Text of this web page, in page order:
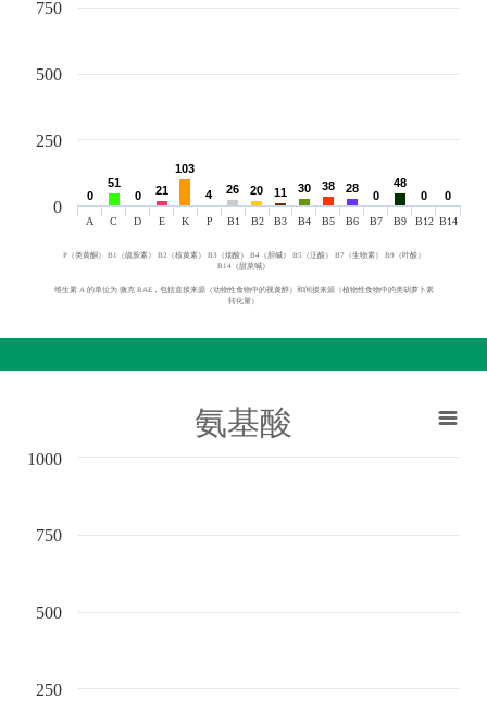
0
0
51
51
0
0 21
21
103
103
4
4 26
26 20
20 11
11 30
30 38
38 28
28
0
0
48
48
0
0 0
0
A C D E K P B1 B2 B3 B4 B5 B6 B7 B9 B12 B14
0
250
500
750
P（类黄酮） B1（硫胺素） B2（核黄素） B3（烟酸） B4（胆碱） B5（泛酸） B7（生物素） B9（叶酸）
B14（甜菜碱）
维生素 A 的单位为 微克 RAE，包括直接来源（动物性食物中的视黄醇）和间接来源（植物性食物中的类胡萝卜素
转化量）
氨基酸
250
500
750
1000